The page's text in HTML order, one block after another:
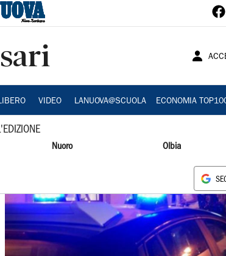
VIDEO LANUOVA@SCUOLA ECONOMIA
Nuoro Olbia